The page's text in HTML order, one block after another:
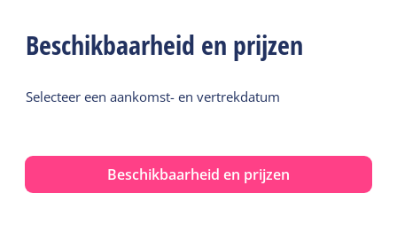
Beschikbaarheid en prijzen
Selecteer een aankomst- en vertrekdatum
Beschikbaarheid en prijzen